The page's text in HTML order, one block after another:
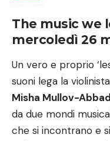
The music we
mercoledì 26
Un vero e proprio
suoni lega la violinista
Misha Mullov-
da due mondi
che si incontrano e